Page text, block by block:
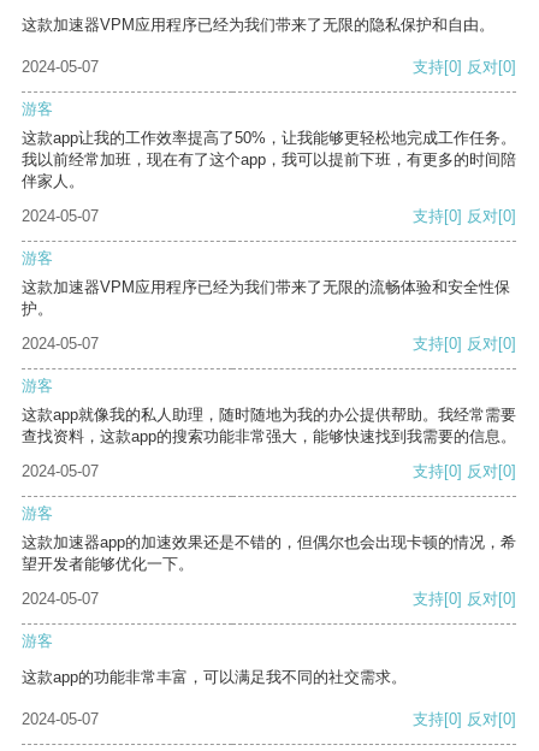
这款加速器VPM应用程序已经为我们带来了无限的隐私保护和自由。
2024-05-07 支持[0] 反对[0]
游客
这款app让我的工作效率提高了50%，让我能够更轻松地完成工作任务。
我以前经常加班，现在有了这个app，我可以提前下班，有更多的时间陪
伴家人。
2024-05-07
支持[0] 反对[0]
游客
这款加速器VPM应用程序已经为我们带来了无限的流畅体验和安全性保
护。
2024-05-07
支持[0] 反对[0]
游客
这款app就像我的私人助理，随时随地为我的办公提供帮助。我经常需要
查找资料，这款app的搜索功能非常强大，能够快速找到我需要的信息。
2024-05-07
支持[0] 反对[0]
游客
这款加速器app的加速效果还是不错的，但偶尔也会出现卡顿的情况，希
望开发者能够优化一下。
2024-05-07
支持[0] 反对[0]
游客
这款app的功能非常丰富，可以满足我不同的社交需求。
2024-05-07 支持[0] 反对[0]